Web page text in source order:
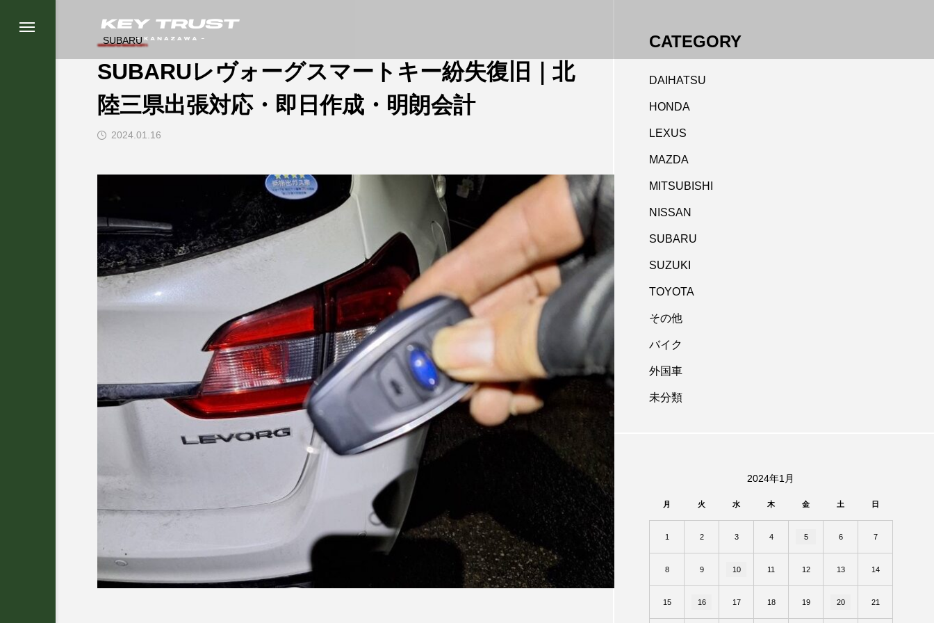
SUBARU
SUBARUレヴォーグスマートキー紛失復旧｜北
陸三県出張対応・即日作成・明朗会計
2024.01.16
CATEGORY
DAIHATSU
HONDA
LEXUS
MAZDA
MITSUBISHI
NISSAN
SUBARU
SUZUKI
TOYOTA
その他
バイク
外国車
未分類
2024年1月
月 火 水 木 金 土 日
1 2 3 4 5 6 7
8 9 10 11 12 13 14
15 16 17 18 19 20 21